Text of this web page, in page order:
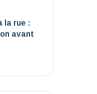
la rue :
avant